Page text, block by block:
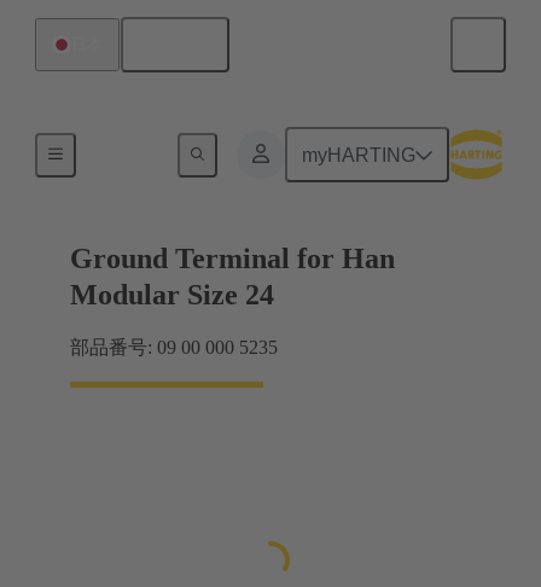
myHARTING
シールドフレーム グリップフレーム
Ground Terminal for Han
Modular Size 24
部品番号: 09 00 000 5235